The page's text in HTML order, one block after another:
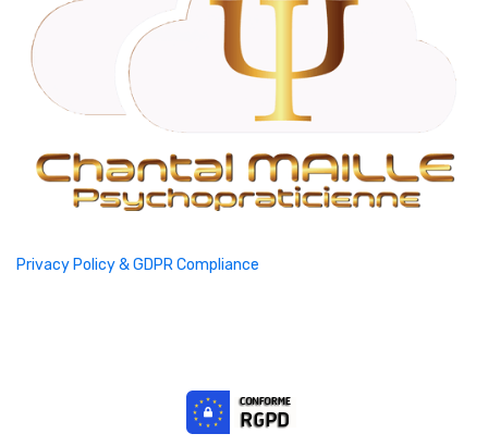
Privacy Policy & GDPR Compliance